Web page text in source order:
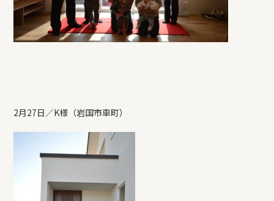
2月27日／K様（岩国市車町）